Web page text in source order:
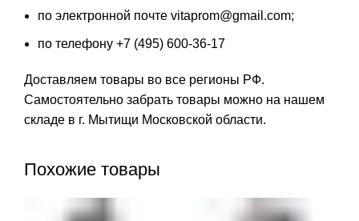
по электронной почте vitaprom@gmail.com;
по телефону +7 (495) 600-36-17
Доставляем товары во все регионы РФ.
Самостоятельно забрать товары можно на нашем
складе в г. Мытищи Московской области.
Похожие товары